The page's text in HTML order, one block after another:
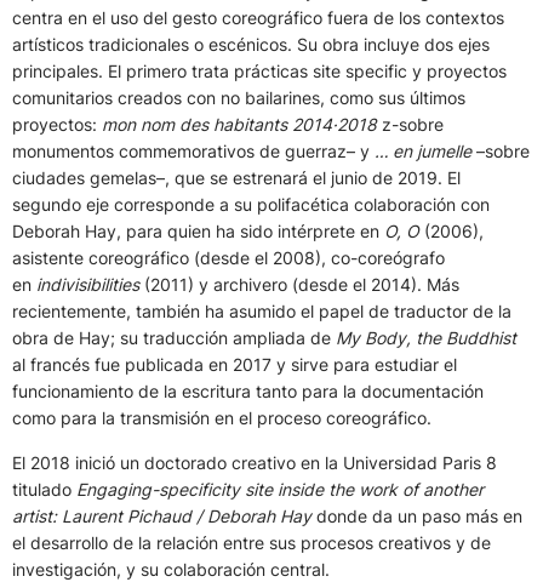
centra en el uso del gesto coreográfico fuera de los contextos
artísticos tradicionales o escénicos. Su obra incluye dos ejes
principales. El primero trata prácticas site specific y proyectos
comunitarios creados con no bailarines, como sus últimos
proyectos: mon nom des habitants 2014·2018z-sobre
monumentos commemorativos de guerraz– y … en jumelle–sobre
ciudades gemelas–, que se estrenará el junio de 2019. El
segundo eje corresponde a su polifacética colaboración con
Deborah Hay, para quien ha sido intérprete en O, O(2006),
asistente coreográfico (desde el 2008), co-coreógrafo
en indivisibilities(2011) y archivero (desde el 2014). Más
recientemente, también ha asumido el papel de traductor de la
obra de Hay; su traducción ampliada de My Body, the Buddhist
al francés fue publicada en 2017 y sirve para estudiar el
funcionamiento de la escritura tanto para la documentación
como para la transmisión en el proceso coreográfico.
El 2018 inició un doctorado creativo en la Universidad Paris 8
titulado Engaging-specificity site inside the work of another
artist: Laurent Pichaud / Deborah Haydonde da un paso más en
el desarrollo de la relación entre sus procesos creativos y de
investigación, y su colaboración central.